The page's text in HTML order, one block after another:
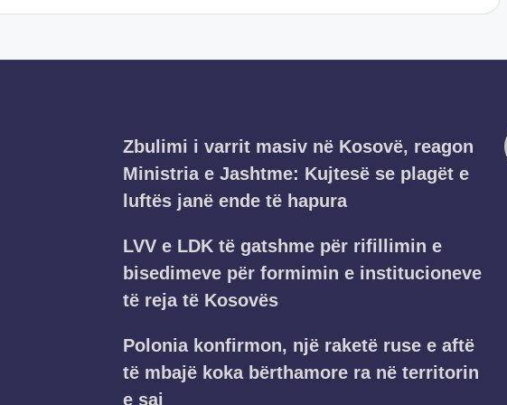
Zbulimi i varrit masiv në Kosovë, reagon
Ministria e Jashtme: Kujtesë se plagët e
luftës janë ende të hapura
LVV e LDK të gatshme për rifillimin e
bisedimeve për formimin e institucioneve
të reja të Kosovës
Polonia konfirmon, një raketë ruse e aftë
të mbajë koka bërthamore ra në territorin
e saj